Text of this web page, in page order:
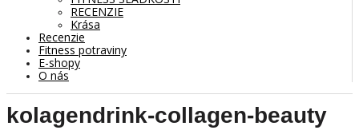
RECENZIE
Krása
Recenzie
Fitness potraviny
E-shopy
O nás
kolagendrink-collagen-beauty